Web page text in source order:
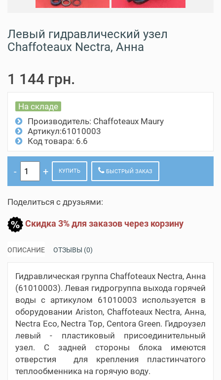
Левый гидравлический узел
Chaffoteaux Nectra, Анна
1 144 грн.
На складе
Производитель: Chaffoteaux Maury
Артикул:61010003
Код товара: 6.6
КУПИТЬ БЫСТРЫЙ ЗАКАЗ
Поделиться с друзьями:
Скидка 3% для заказов через корзину
ОПИСАНИЕ ОТЗЫВЫ (0)
Гидравлическая группа Chaffoteaux Nectra, Анна
(61010003). Левая гидрогруппа выхода горячей
воды с артикулом 61010003 используется в
оборудовании Ariston, Chaffoteaux Nectra, Анна,
Nectra Eco, Nectra Top, Centora Green. Гидроузел
левый - пластиковый присоединительный
узел. С задней стороны блока имеются
отверстия для крепления пластинчатого
теплообменника на горячую воду.